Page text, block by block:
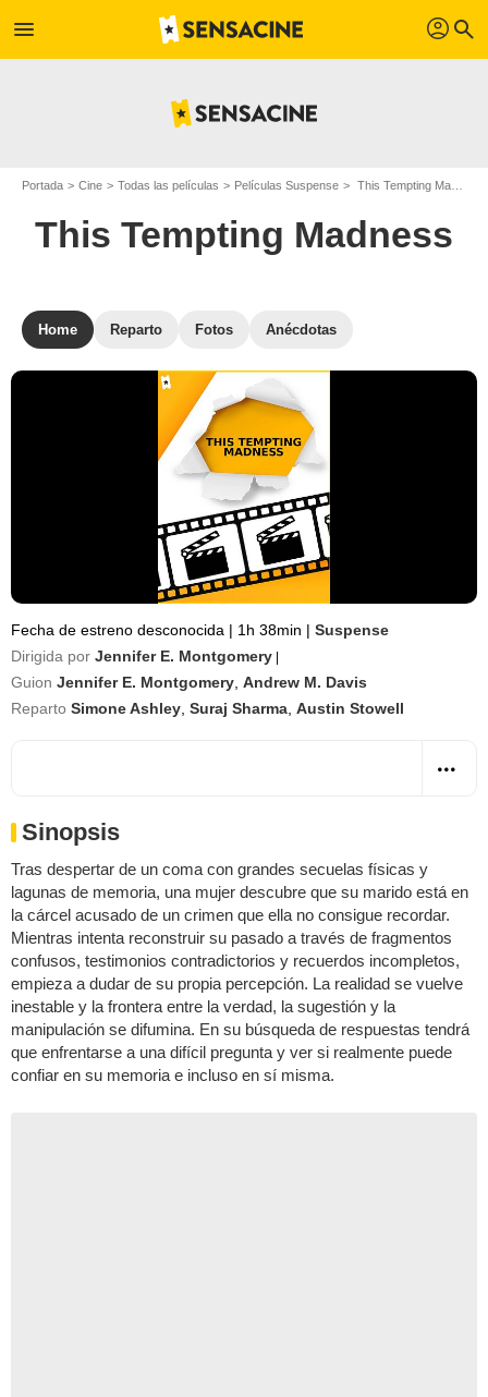
menu profil search
Portada Cine Todas las películas Películas Suspense This Tempting Madness
This Tempting Madness
Home Reparto Fotos Anécdotas
Fecha de estreno desconocida | 1h 38min | Suspense
Dirigida por Jennifer E. Montgomery
Guion Jennifer E. Montgomery Andrew M. Davis
Reparto Simone Ashley Suraj Sharma Austin Stowell
Sinopsis
Tras despertar de un coma con grandes secuelas físicas y
lagunas de memoria, una mujer descubre que su marido está en
la cárcel acusado de un crimen que ella no consigue recordar.
Mientras intenta reconstruir su pasado a través de fragmentos
confusos, testimonios contradictorios y recuerdos incompletos,
empieza a dudar de su propia percepción. La realidad se vuelve
inestable y la frontera entre la verdad, la sugestión y la
manipulación se difumina. En su búsqueda de respuestas tendrá
que enfrentarse a una difícil pregunta y ver si realmente puede
confiar en su memoria e incluso en sí misma.